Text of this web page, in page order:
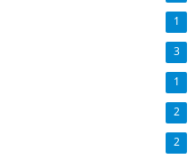
1
3
1
2
2